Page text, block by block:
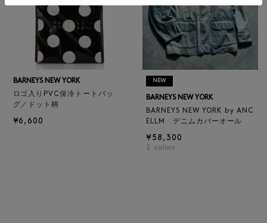
BARNEYS NEW YORK
ロゴ入りPVC保冷トートバッ
グ／ドット柄
¥6,600
NEW
BARNEYS NEW YORK
BARNEYS NEW YORK by ANC
ELLM デニムカバーオール
¥58,300
2 colors